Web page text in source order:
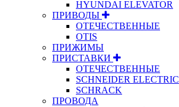
HYUNDAI ELEVATOR
ПРИВОДЫ
ОТЕЧЕСТВЕННЫЕ
OTIS
ПРИЖИМЫ
ПРИСТАВКИ
ОТЕЧЕСТВЕННЫЕ
SCHNEIDER ELECTRIC
SCHRACK
ПРОВОДА